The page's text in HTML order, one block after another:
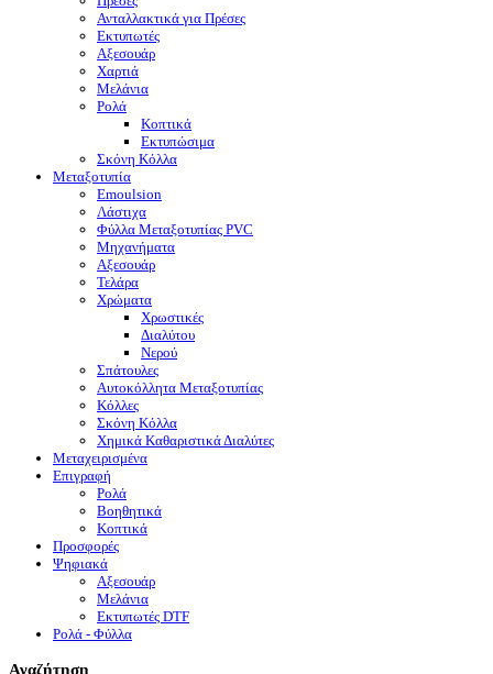
Ανταλλακτικά για Πρέσες
Εκτυπωτές
Αξεσουάρ
Χαρτιά
Μελάνια
Ρολά
Κοπτικά
Εκτυπώσιμα
Σκόνη Κόλλα
Μεταξοτυπία
Emoulsion
Λάστιχα
Φύλλα Μεταξοτυπίας PVC
Μηχανήματα
Αξεσουάρ
Τελάρα
Χρώματα
Χρωστικές
Διαλύτου
Νερού
Σπάτουλες
Αυτοκόλλητα Μεταξοτυπίας
Κόλλες
Σκόνη Κόλλα
Χημικά Καθαριστικά Διαλύτες
Μεταχειρισμένα
Επιγραφή
Ρολά
Βοηθητικά
Κοπτικά
Προσφορές
Ψηφιακά
Αξεσουάρ
Μελάνια
Eκτυπωτές DTF
Ρολά - Φύλλα
Αναζήτηση